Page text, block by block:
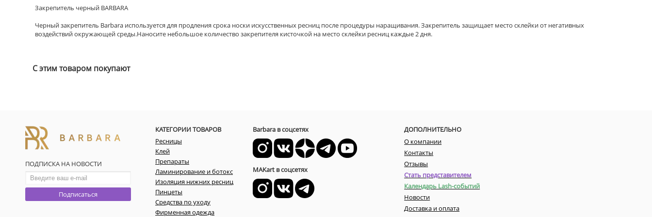
Закрепитель черный BARBARA
Черный закрепитель Barbara используется для продления срока носки искусственных ресниц после процедуры наращивания. Закрепитель защищает место склейки от негативных
воздействий окружающей среды.Наносите небольшое количество закрепителя кисточкой на место склейки ресниц каждые 2 дня.
С этим товаром покупают
ПОДПИСКА НА НОВОСТИ
Подписаться
КАТЕГОРИИ ТОВАРОВ
Ресницы
Клей
Препараты
Ламинирование и ботокс
Изоляция нижних ресниц
Пинцеты
Средства по уходу
Фирменная одежда
Barbara в соцсетях
MAKart в соцсетях
ДОПОЛНИТЕЛЬНО
О компании
Контакты
Отзывы
Стать представителем
Календарь Lash-событий
Новости
Доставка и оплата